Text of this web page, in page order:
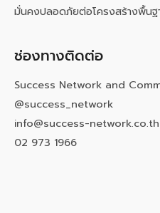
มั่นคงปลอดภัยต่อโครงสร้างพื้น
ช่องทางติดต่อ
Success Network and
@success_network
info@success-network.co.th
02 973 1966